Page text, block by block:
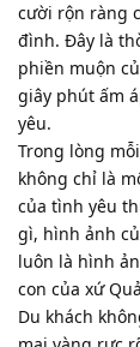
cười rộn ràng
đình. Đây là
phiền muộn
giây phút ấm
yêu.
Trong lòng
không chỉ là
của tình yêu
gì, hình ảnh
luôn là hình
con của xứ
Du khách